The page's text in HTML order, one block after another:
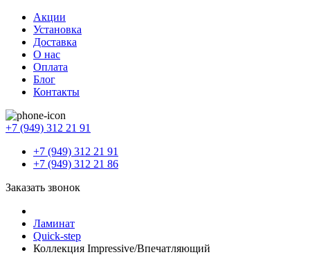
Акции
Установка
Доставка
О нас
Оплата
Блог
Контакты
+7 (949) 312 21 91
+7 (949) 312 21 91
+7 (949) 312 21 86
Заказать звонок
Ламинат
Quick-step
Коллекция Impressive/Впечатляющий